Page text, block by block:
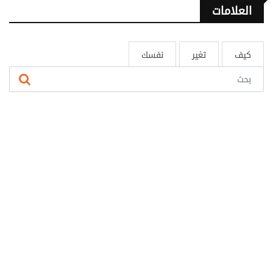
العلامات
كيف تغير نفسك